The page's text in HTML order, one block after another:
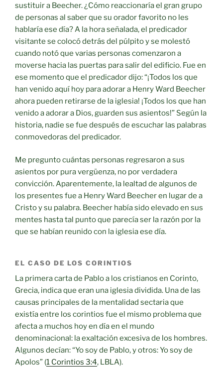
sustituir a Beecher. ¿Cómo reaccionaría el gran grupo
de personas al saber que su orador favorito no les
hablaría ese día? A la hora señalada, el predicador
visitante se colocó detrás del púlpito y se molestó
cuando notó que varias personas comenzaron a
moverse hacia las puertas para salir del edificio. Fue en
ese momento que el predicador dijo: “¡Todos los que
han venido aquí hoy para adorar a Henry Ward Beecher
ahora pueden retirarse de la iglesia! ¡Todos los que han
venido a adorar a Dios, guarden sus asientos!” Según la
historia, nadie se fue después de escuchar las palabras
conmovedoras del predicador.
Me pregunto cuántas personas regresaron a sus
asientos por pura vergüenza, no por verdadera
convicción. Aparentemente, la lealtad de algunos de
los presentes fue a Henry Ward Beecher en lugar de a
Cristo y su palabra. Beecher había sido elevado en sus
mentes hasta tal punto que parecía ser la razón por la
que se habían reunido con la iglesia ese día.
EL CASO DE LOS CORINTIOS
La primera carta de Pablo a los cristianos en Corinto,
Grecia, indica que eran una iglesia dividida. Una de las
causas principales de la mentalidad sectaria que
existía entre los corintios fue el mismo problema que
afecta a muchos hoy en día en el mundo
denominacional: la exaltación excesiva de los hombres.
Algunos decían: “Yo soy de Pablo, y otros: Yo soy de
Apolos” (1 Corintios 3:4, LBLA).